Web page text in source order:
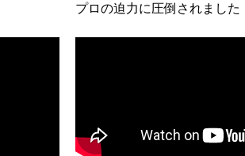
プロの迫力に圧倒されました